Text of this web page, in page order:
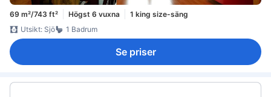
69 m²/743 ft² Högst 6 vuxna
1 king size-säng
Utsikt: Sjö
1 Badrum
Se priser